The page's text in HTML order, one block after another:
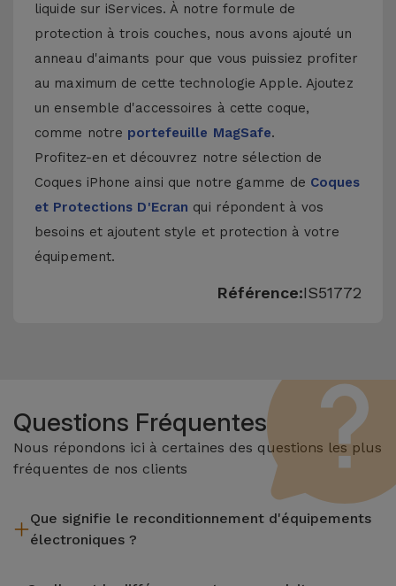
liquide sur iServices. À notre formule de
protection à trois couches, nous avons ajouté un
anneau d'aimants pour que vous puissiez profiter
au maximum de cette technologie Apple. Ajoutez
un ensemble d'accessoires à cette coque,
comme notre portefeuille MagSafe.
Profitez-en et découvrez notre sélection de
Coques iPhone ainsi que notre gamme de Coques
et Protections D'Ecran qui répondent à vos
besoins et ajoutent style et protection à votre
équipement.
Référence:IS51772
Questions Fréquentes
Nous répondons ici à certaines des questions les plus
fréquentes de nos clients
Que signifie le reconditionnement d'équipements
électroniques ?